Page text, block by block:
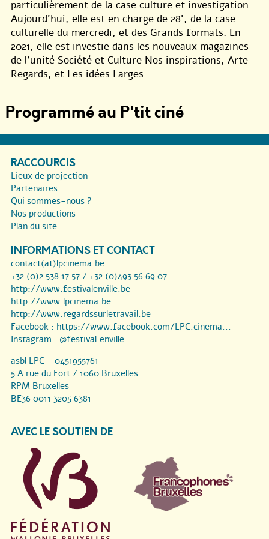
particulièrement de la case culture et investigation.
Aujourd’hui, elle est en charge de 28’, de la case
culturelle du mercredi, et des Grands formats. En
2021, elle est investie dans les nouveaux magazines
de l’unité Société et Culture Nos inspirations, Arte
Regards, et Les idées Larges.
Programmé au P'tit ciné
RACCOURCIS
Lieux de projection
Partenaires
Qui sommes-nous ?
Nos productions
Plan du site
INFORMATIONS ET CONTACT
contact(at)lpcinema.be
+32 (0)2 538 17 57 / +32 (0)493 56 69 07
http://www.festivalenville.be
http://www.lpcinema.be
http://www.regardssurletravail.be
Facebook : https://www.facebook.com/LPC.cinema...
Instagram : @festival.enville
asbl LPC - 0451955761
5 A rue du Fort / 1060 Bruxelles
RPM Bruxelles
BE36 0011 3205 6381
AVEC LE SOUTIEN DE